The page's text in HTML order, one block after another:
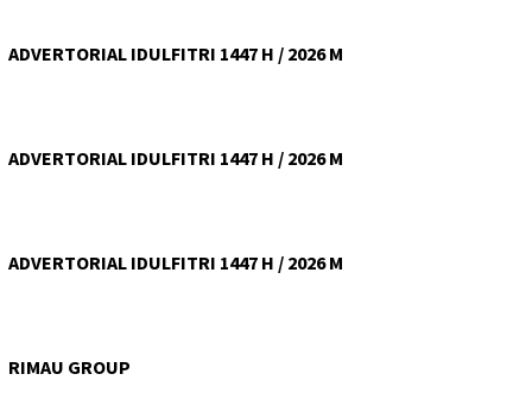
ADVERTORIAL IDULFITRI 1447 H / 2026 M
ADVERTORIAL IDULFITRI 1447 H / 2026 M
ADVERTORIAL IDULFITRI 1447 H / 2026 M
RIMAU GROUP